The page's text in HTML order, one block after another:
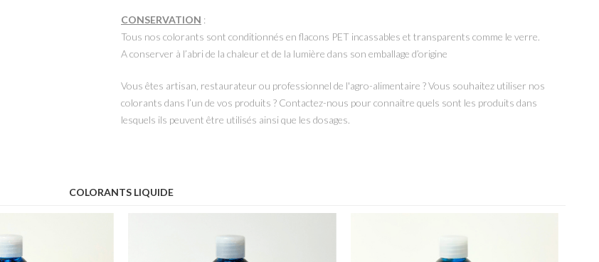
CONSERVATION :
Tous nos colorants sont conditionnés en flacons PET incassables et transparents comme le verre.
A conserver à l’abri de la chaleur et de la lumière dans son emballage d’origine
Vous êtes artisan, restaurateur ou professionnel de l'agro-alimentaire ? Vous souhaitez utiliser nos
colorants dans l’un de vos produits ? Contactez-nous pour connaitre quels sont les produits dans
lesquels ils peuvent être utilisés ainsi que les dosages.
COLORANTS LIQUIDE